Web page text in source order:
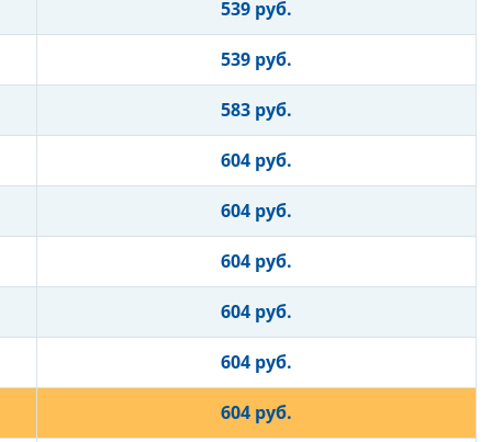
539 руб.
539 руб.
583 руб.
604 руб.
604 руб.
604 руб.
604 руб.
604 руб.
604 руб.